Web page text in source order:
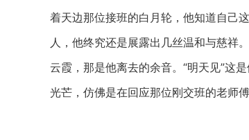
着天边那位接班的白月轮，他知道自己
人，他终究还是展露出几丝温和与慈祥
云霞，那是他离去的余音。“明天见”这
光芒，仿佛是在回应那位刚交班的老师傅